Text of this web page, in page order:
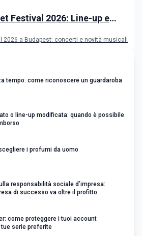
Festival 2026: Line-up e
2026 a Budapest: concerti e novità musicali
tempo: come riconoscere un guardaroba
o line-up modificata: quando è possibile
i profumi da uomo
responsabilità sociale d’impresa:
di successo va oltre il profitto
come proteggere i tuoi account
serie preferite